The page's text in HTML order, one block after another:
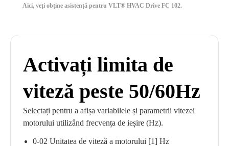
Aici, veți obține asistență pentru VLT® HVAC Drive FC 102.
Activați limita de
viteză peste 50/60Hz
Selectați pentru a afișa variabilele și parametrii vitezei
motorului utilizând frecvența de ieșire (Hz).
0-02 Unitatea de viteză a motorului [1] Hz